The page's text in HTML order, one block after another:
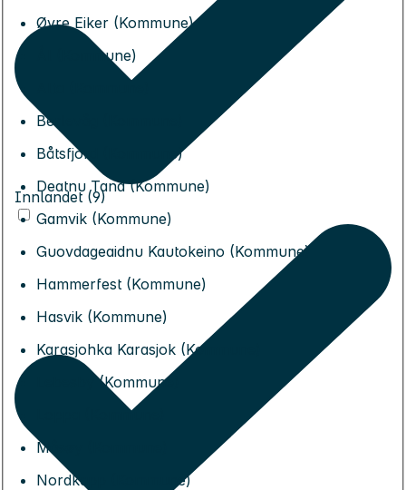
Øvre Eiker (Kommune)
Ål (Kommune)
Berlevåg (Kommune)
Båtsfjord (Kommune)
Deatnu Tana (Kommune)
Gamvik (Kommune)
Guovdageaidnu Kautokeino (Kommune)
Hammerfest (Kommune)
Hasvik (Kommune)
Karasjohka Karasjok (Kommune)
Lebesby (Kommune)
Loppa (Kommune)
Måsøy (Kommune)
Nordkapp (Kommune)
Innlandet (9)